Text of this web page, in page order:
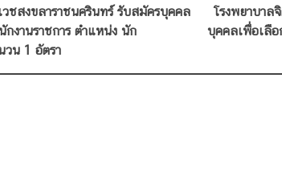
วชสงขลาราชนครินทร์ รับสมัครบุคคล
กงานราชการ ตำแหน่ง นัก
วน 1 อัตรา
โรงพยาบาล
บุคคลเพื่อเลือ